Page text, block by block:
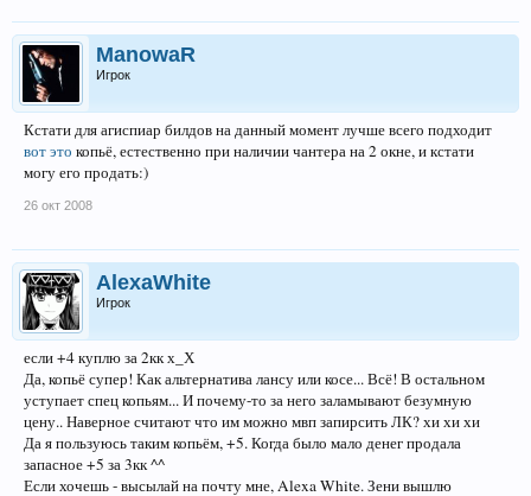
ManowaR
Игрок
Кстати для агиспиар билдов на данный момент лучше всего подходит
вот это копьё, естественно при наличии чантера на 2 окне, и кстати
могу его продать:)
26 окт 2008
AlexaWhite
Игрок
если +4 куплю за 2кк х_Х
Да, копьё супер! Как альтернатива лансу или косе... Всё! В остальном
уступает спец копьям... И почему-то за него заламывают безумную
цену.. Наверное считают что им можно мвп запирсить ЛК? хи хи хи
Да я пользуюсь таким копьём, +5. Когда было мало денег продала
запасное +5 за 3кк ^^
Если хочешь - высылай на почту мне, Alexa White. Зени вышлю